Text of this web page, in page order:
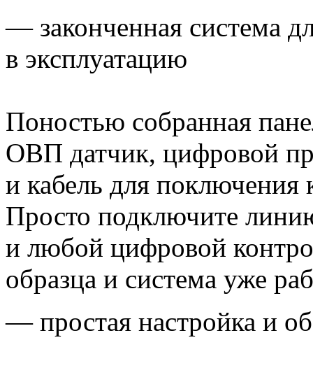
— законченная система
в эксплуатацию
Поностью собранная
ОВП датчик, цифровой
и кабель для
Просто подключите
и любой цифровой
образца и система уже
— простая настройка и